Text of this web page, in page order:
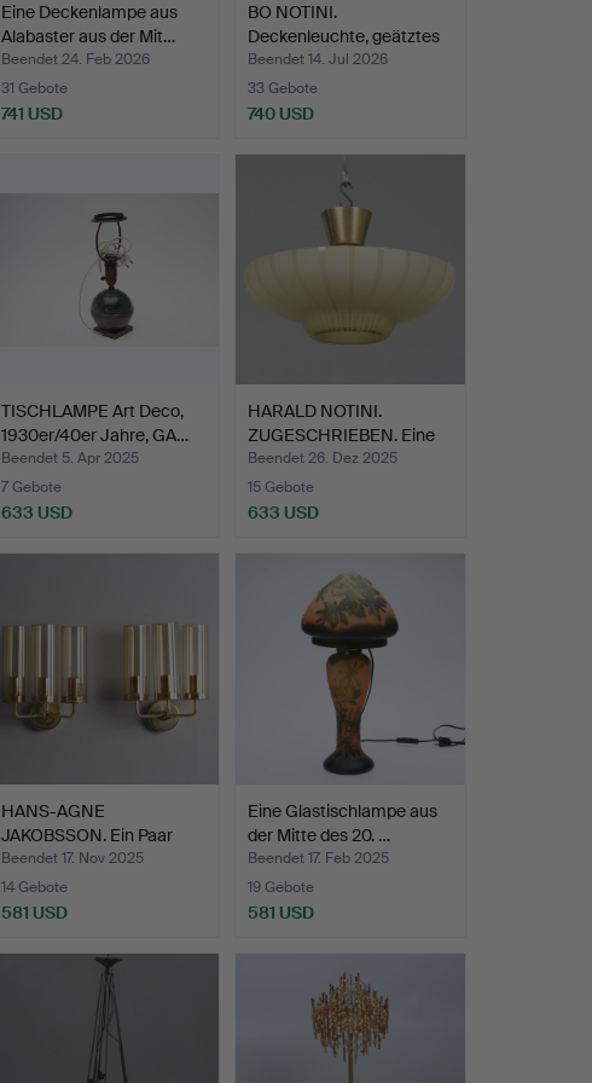
Eine Deckenlampe aus
Alabaster aus der Mit…
Beendet 24. Feb 2026
31 Gebote
741 USD
BO NOTINI.
Deckenleuchte, geätztes
Glas, M…
Beendet 14. Jul 2026
33 Gebote
740 USD
TISCHLAMPE Art Deco,
1930er/40er Jahre, GA…
Beendet 5. Apr 2025
7 Gebote
633 USD
HARALD NOTINI.
ZUGESCHRIEBEN. Eine
moderne…
Beendet 26. Dez 2025
15 Gebote
633 USD
HANS-AGNE
JAKOBSSON. Ein Paar
Wandlampen '…
Beendet 17. Nov 2025
14 Gebote
581 USD
Eine Glastischlampe aus
der Mitte des 20. …
Beendet 17. Feb 2025
19 Gebote
581 USD